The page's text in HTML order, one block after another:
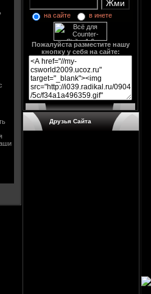
на сайте в инете
Пожалуйста разместите нашу
кнопку у себя на сайте:
Друзья Сайта